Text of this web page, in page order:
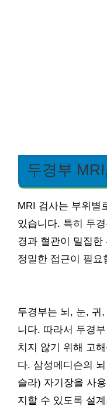
두경부
MRI 검사는 부위별
있습니다. 특히 두
경과 혈관이 밀집한
정밀한 접근이 필요
두경부는 뇌, 눈, 귀
니다. 따라서 두경
치지 않기 위해 고
다. 삼성메디슨의
슬라) 자기장을 사
지할 수 있도록 설